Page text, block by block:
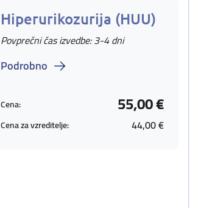
Hiperurikozurija (HUU)
Povprečni čas izvedbe: 3-4 dni
Podrobno
Cena: 55,00 €
Cena za vzreditelje: 44,00 €